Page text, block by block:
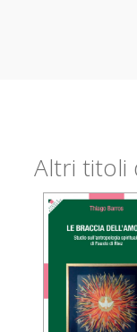
Altri titoli